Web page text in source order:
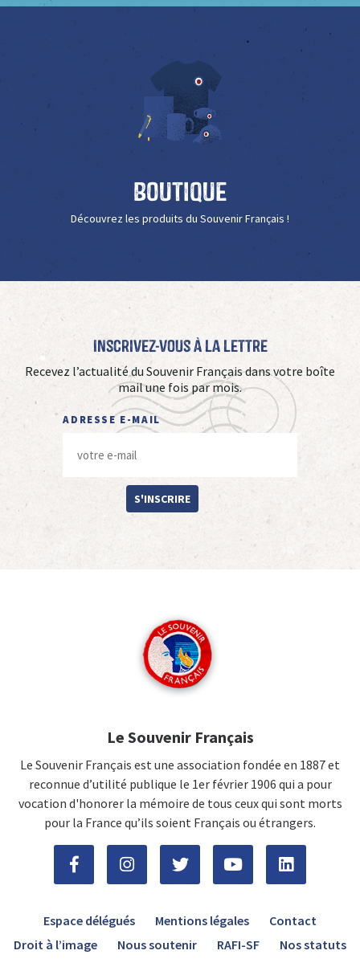
Boutique
Découvrez les produits du Souvenir Français !
Inscrivez-vous à La Lettre
Recevez l’actualité du Souvenir Français dans votre boîte
mail une fois par mois.
ADRESSE E-MAIL
S'INSCRIRE
Le Souvenir Français
Le Souvenir Français est une association fondée en 1887 et
reconnue d’utilité publique le 1er février 1906 qui a pour
vocation d'honorer la mémoire de tous ceux qui sont morts
pour la France qu’ils soient Français ou étrangers.
Espace délégués Mentions légales
Contact
Droit à l’image
Nous soutenir RAFI-SF Nos statuts